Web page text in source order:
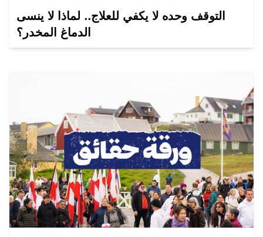
التوقف وحده لا يكفي للعلاج.. لماذا لا ينسى
الدماغ المخدر؟